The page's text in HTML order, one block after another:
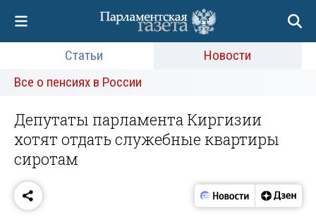
Статьи
Новости
Все о пенсиях в России
Депутаты парламента Киргизии
хотят отдать служебные квартиры
сиротам